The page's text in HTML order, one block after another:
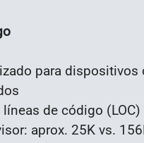
para dispositivos
líneas de código (LOC)
aprox. 25K vs.